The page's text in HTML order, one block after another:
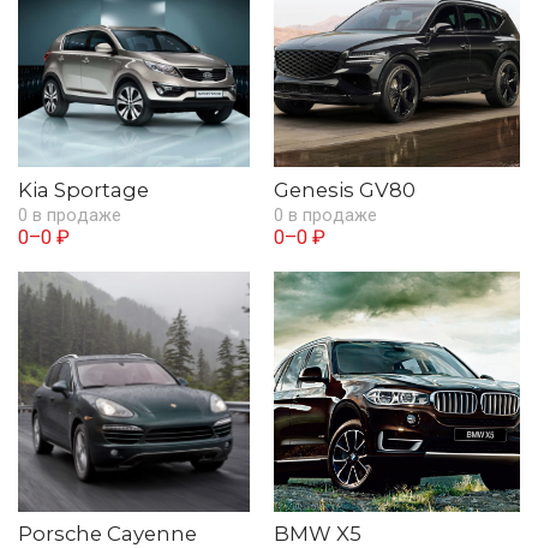
Kia Sportage
0 в продаже
0–0 ₽
Genesis GV80
0 в продаже
0–0 ₽
Porsche Cayenne BMW X5